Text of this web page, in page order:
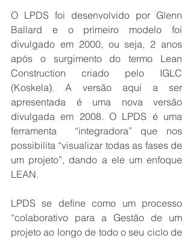
O LPDS foi desenvolvido por Glenn
Ballard e o primeiro modelo foi
divulgado em 2000, ou seja, 2 anos
após o surgimento do termo Lean
Construction criado pelo IGLC
(Koskela). A versão aqui a ser
apresentada é uma nova versão
divulgada em 2008. O LPDS é uma
ferramenta  “integradora” que nos
possibilita “visualizar todas as fases de
um projeto”, dando a ele um enfoque
LEAN.
LPDS se define como um processo
“colaborativo para a Gestão de um
projeto ao longo de todo o seu ciclo de